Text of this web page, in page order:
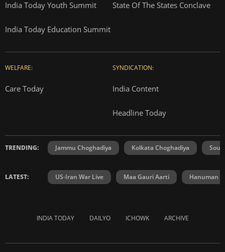
India Today Youth Summit State Of The States Conclave
India Today Education Summit
WELFARE:
Care Today
SYNDICATION:
India Content
Headline Today
TRENDING: Jammu Choghadiya Kolkata Choghadiya
LATEST: US-Iran War Live Maa Gauri Aarti Hanuman
INDIA TODAY DAILYO ICHOWK ARCHIVE